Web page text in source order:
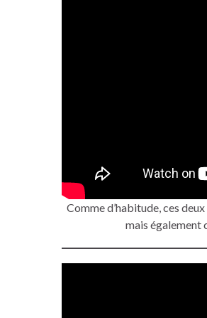
Comme d’habitude, ces
mais également